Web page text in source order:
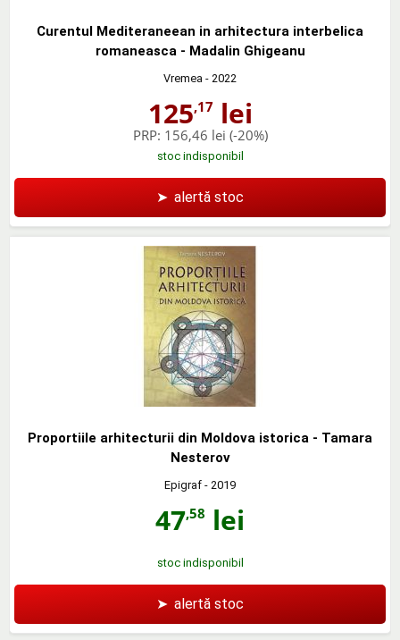
Curentul Mediteraneean in arhitectura interbelica
romaneasca - Madalin Ghigeanu
Vremea - 2022
125,17lei
PRP: 156,46 lei (-20%)
stoc indisponibil
➤ alertă stoc
Proportiile arhitecturii din Moldova istorica - Tamara
Nesterov
Epigraf - 2019
47,58 lei
stoc indisponibil
➤ alertă stoc